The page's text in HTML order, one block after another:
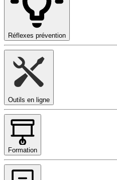
Réflexes prévention
Outils en ligne
Formation